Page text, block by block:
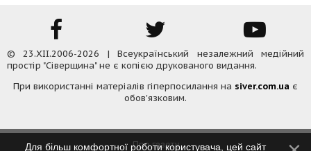
© 23.XII.2006-2026 | Всеукраїнський незалежний медійний
простір "Сіверщина" не є копією друкованого видання.
При використанні матеріалів гіперпосилання на siver.com.ua є
обов'язковим.
Про газету
Для більш комфортної роботи користувача, цей сайт